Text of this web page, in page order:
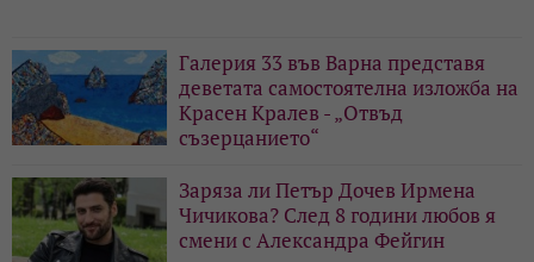
Галерия 33 във Варна представя
деветата самостоятелна изложба на
Красен Кралев - „Отвъд
съзерцанието“
Заряза ли Петър Дочев Ирмена
Чичикова? След 8 години любов я
смени с Александра Фейгин